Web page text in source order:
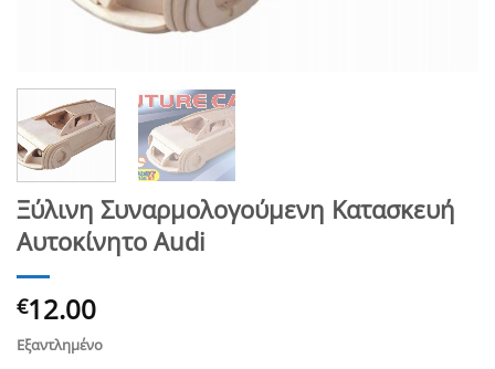
Ξύλινη Συναρμολογούμενη Κατασκευή
Αυτοκίνητο Audi
€12.00
Εξαντλημένο